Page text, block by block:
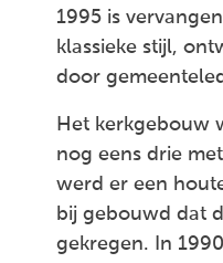
1995 is
klassieke stijl,
door
Het kerkgebouw
nog eens drie
werd er een
bij gebouwd dat
gekregen. In